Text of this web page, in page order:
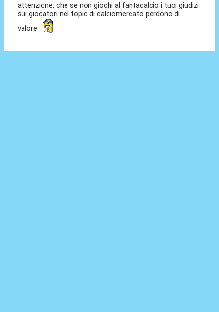
attenzione, che se non giochi al fantacalcio i tuoi giudizi
sui giocatori nel topic di calciomercato perdono di
valore